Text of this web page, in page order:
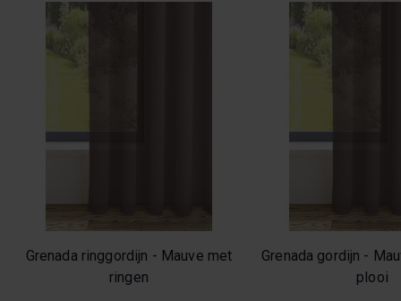
Grenada ringgordijn - Mauve met
ringen
Grenada gordijn -
plooi